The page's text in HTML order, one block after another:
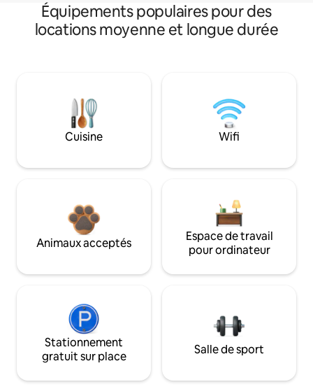
Équipements populaires pour des
locations moyenne et longue durée
Cuisine Wifi
Animaux acceptés
Espace de travail
pour ordinateur
Stationnement
gratuit sur place
Salle de sport